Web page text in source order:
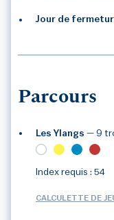
Jour de
Parcours
Les Ylangs — 9
Index requis : 54
CALCULETTE DE